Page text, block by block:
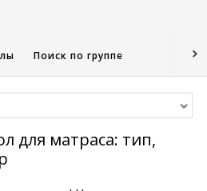
Поиск по группе
для матраса: тип,